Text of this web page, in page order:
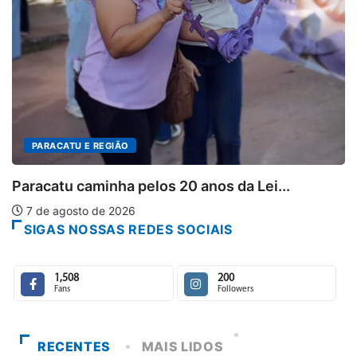
da Lei...
SIGAS NOSSAS REDES SOCIAIS
1,508
Fans
200
Followers
RECENTES MAIS LIDOS